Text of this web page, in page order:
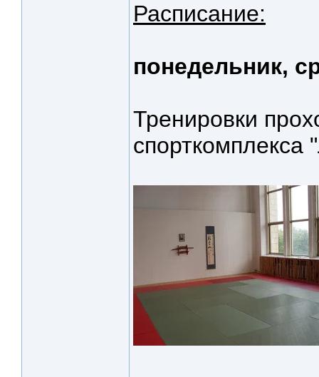
Расписание:
понедельник,
Тренировки
спорткомплекса